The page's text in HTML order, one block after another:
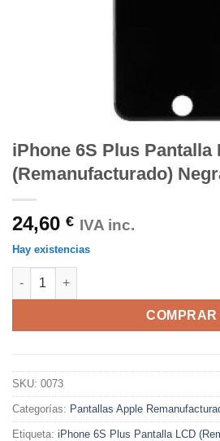
iPhone 6S Plus Pantalla
(Remanufacturado)
24,60 € IVA inc.
Hay existencias
iPhone 6S Plus Pantalla LCD
COMPRAR
SKU: 0073
Categorías: Pantallas Apple
Etiqueta: iPhone 6S Plus Pantalla LCD